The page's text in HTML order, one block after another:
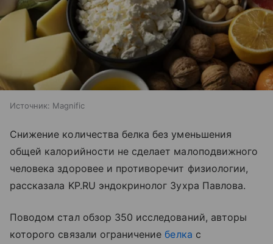
Источник: Magnific
Снижение количества белка без уменьшения
общей калорийности не сделает малоподвижного
человека здоровее и противоречит физиологии,
рассказала KP.RU эндокринолог Зухра Павлова.
Поводом стал обзор 350 исследований, авторы
которого связали ограничениебелка с